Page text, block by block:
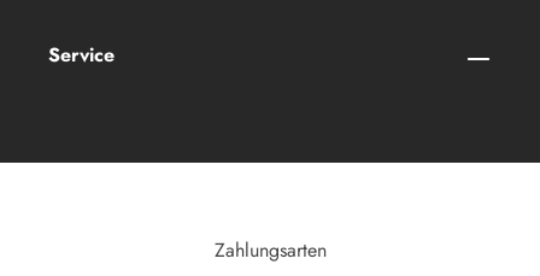
Service
Zahlungsarten